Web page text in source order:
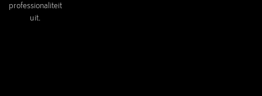
professionaliteit
uit.